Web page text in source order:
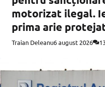
motorizat ilegal.
prima arie
Traian Deleanu6 august 2026